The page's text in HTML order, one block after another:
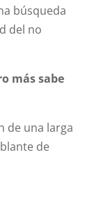
búsqueda
del no
más sabe
de una larga
de